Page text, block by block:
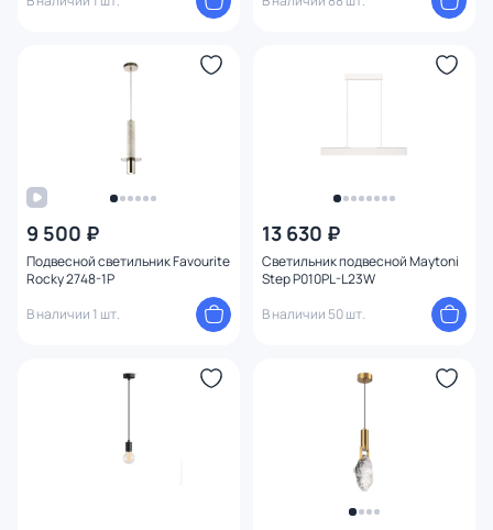
9 500 ₽
Подвесной светильник Favourite
Rocky 2748-1P
В наличии 1 шт.
13 630 ₽
Светильник подвесной Maytoni
Step P010PL-L23W
В наличии 50 шт.